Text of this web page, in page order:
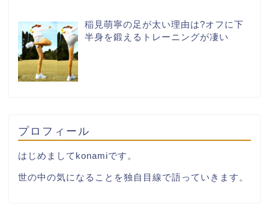
稲見萌寧の足が太い理由は?オフに下
半身を鍛えるトレーニングが凄い
プロフィール
はじめましてkonamiです。
世の中の気になることを独自目線で語っていきます。